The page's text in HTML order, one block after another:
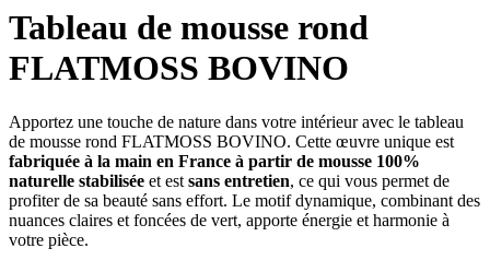
Tableau de mousse rond
FLATMOSS BOVINO
Apportez une touche de nature dans votre intérieur avec le tableau
de mousse rond FLATMOSS BOVINO. Cette œuvre unique est
fabriquée à la main en France à partir de mousse 100%
naturelle stabilisée et est sans entretien, ce qui vous permet de
profiter de sa beauté sans effort. Le motif dynamique, combinant des
nuances claires et foncées de vert, apporte énergie et harmonie à
votre pièce.